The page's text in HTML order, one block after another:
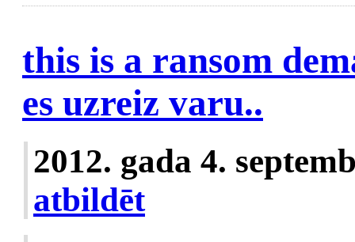
this is a ransom
es uzreiz varu..
2012. gada 4.
atbildēt